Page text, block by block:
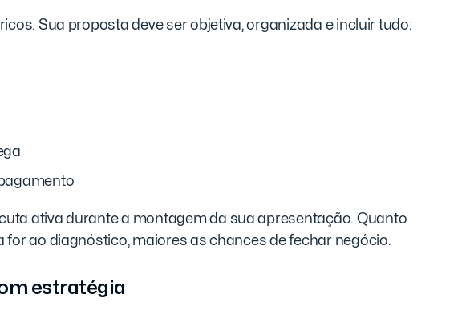
Sua proposta deve ser objetiva, organizada e incluir tudo:
ativa durante a montagem da sua apresentação. Quanto
for ao diagnóstico, maiores as chances de fechar negócio.
estratégia